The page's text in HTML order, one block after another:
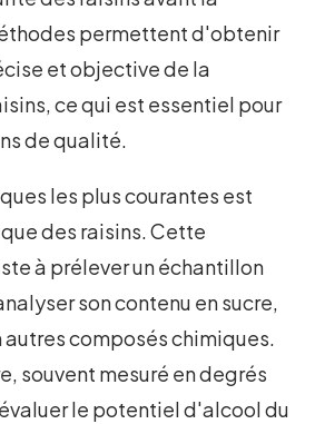
permettent d'obtenir
et objective de la
ce qui est essentiel pour
de qualité.
les plus courantes est
des raisins. Cette
à prélever un échantillon
son contenu en sucre,
autres composés chimiques.
souvent mesuré en degrés
le potentiel d'alcool du